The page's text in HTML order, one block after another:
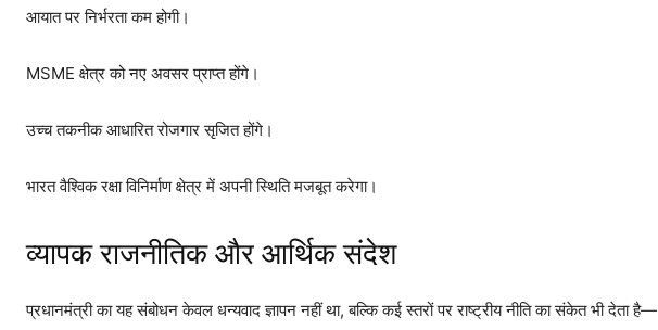
आयात पर निर्भरता कम होगी।
MSME क्षेत्र को नए अवसर प्राप्त होंगे।
उच्च तकनीक आधारित रोजगार सृजित होंगे।
भारत वैश्विक रक्षा विनिर्माण क्षेत्र में अपनी स्थिति मजबूत करेगा।
व्यापक राजनीतिक और आर्थिक संदेश
प्रधानमंत्री का यह संबोधन केवल धन्यवाद ज्ञापन नहीं था, बल्कि कई स्तरों पर राष्ट्रीय नीति का संकेत भी देता है—